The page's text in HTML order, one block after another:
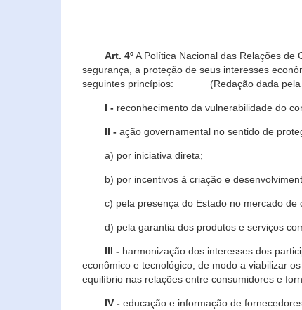
Art. 4ºA Política Nacional das Relações
segurança, a proteção de seus interesses
seguintes princípios: (Redação dada pela
I - reconhecimento da vulnerabilidade do
II - ação governamental no sentido de
a) por iniciativa direta;
b) por incentivos à criação e
c) pela presença do Estado no mercado de
d) pela garantia dos produtos e serviços com
III - harmonização dos interesses dos
econômico e tecnológico, de modo a viabilizar
equilíbrio nas relações entre consumidores e
IV - educação e informação de